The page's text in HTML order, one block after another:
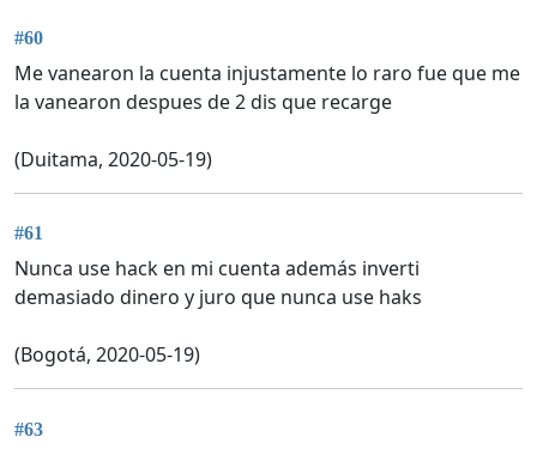
#60
Me vanearon la cuenta injustamente lo raro fue que me
la vanearon despues de 2 dis que recarge
(Duitama, 2020-05-19)
#61
Nunca use hack en mi cuenta además inverti
demasiado dinero y juro que nunca use haks
(Bogotá, 2020-05-19)
#63